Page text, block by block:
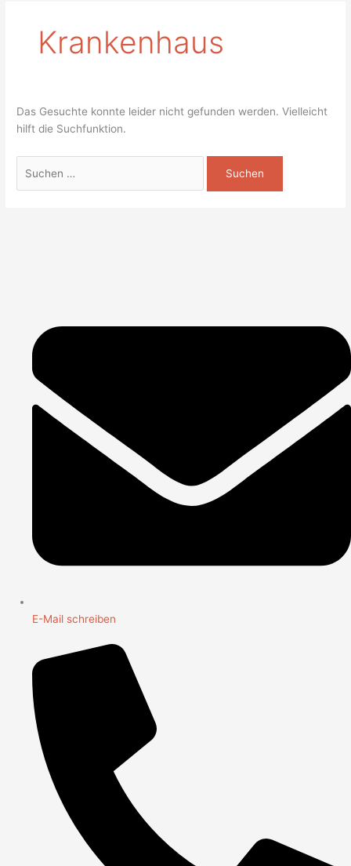
Krankenhaus
Das Gesuchte konnte leider nicht gefunden werden. Vielleicht
hilft die Suchfunktion.
E-Mail schreiben